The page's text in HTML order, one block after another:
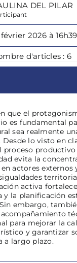
DEL PILAR
février 2026 à 16h39
d'articles : 6
que el
es fundamental
sea realmente
Desde lo visto en
proceso
evita la
actores externos
activa
y la planificación
embargo,
para mejorar la
y garantizar
a largo plazo.